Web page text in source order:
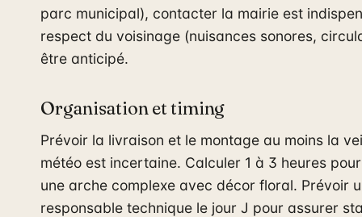
parc municipal), contacter la mairie est
respect du voisinage (nuisances sonores,
être anticipé.
Organisation et timing
Prévoir la livraison et le montage au moins la
météo est incertaine. Calculer 1 à 3 heures
une arche complexe avec décor floral. Prévoir
responsable technique le jour J pour assurer